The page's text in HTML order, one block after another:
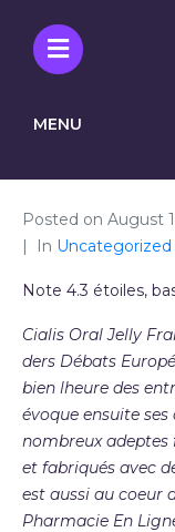
MENU
Posted on August
In Uncategorized
Note 4.3 étoiles,
Cialis Oral Jelly
ders Débats
bien lheure des
évoque ensuite
nombreux
et fabriqués avec
est aussi au coeur
Pharmacie En